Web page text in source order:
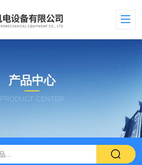
产品中心
PRODUCT CENTER